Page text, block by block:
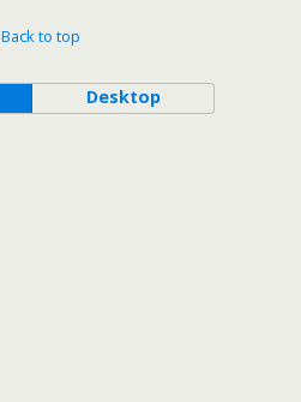
Back to top
Desktop